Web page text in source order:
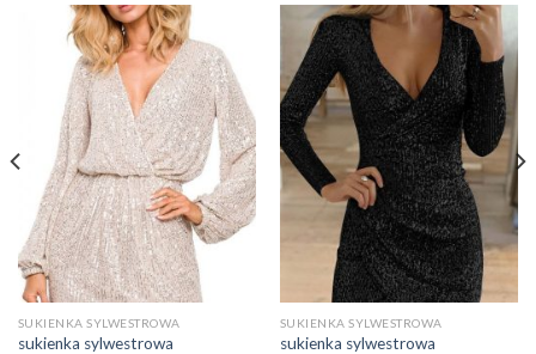
SUKIENKA SYLWESTROWA
sukienka sylwestrowa
SUKIENKA SYLWESTROWA
sukienka sylwestrowa